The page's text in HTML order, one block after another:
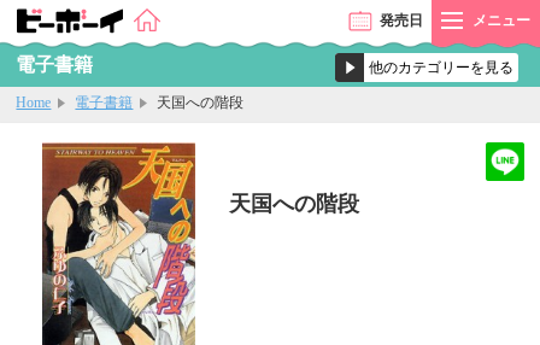
発売日 メニュー
電子書籍
Home 電子書籍 天国への階段
天国への階段